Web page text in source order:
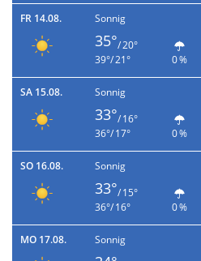
FR 14.08. Sonnig
35°/ 20°
39°/ 21°
0 %
SA 15.08. Sonnig
33°/ 16°
36°/ 17°
0 %
SO 16.08. Sonnig
33°/ 15°
36°/ 16°
0 %
MO 17.08. Sonnig